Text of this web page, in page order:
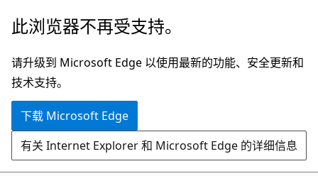
跳
主
要
内
此浏览器不再受支持。
请升级到 Microsoft Edge 以使用最新的功能、安全更新和
技术支持。
下载 Microsoft Edge
有关 Internet Explorer 和 Microsoft Edge 的详细信息